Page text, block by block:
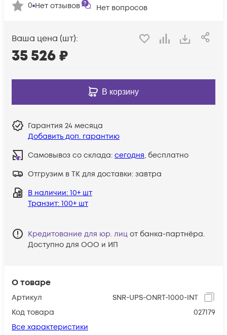
О товаре
Артикул
SNR-UPS-ONRT-1000-INT
Код товара
027179
Все характеристики
0 Нет отзывов Нет вопросов
Ваша цена (шт):
35 526₽
В корзину
Гарантия 24 месяца
Добавить доп. гарантию
Самовывоз со склада: сегодня, бесплатно
Отгрузим в ТК для доставки: завтра
В наличии: 10+ шт
Транзит: 100+ шт
Кредитование для юр. лиц от банка-партнёра.
Доступно для ООО и ИП